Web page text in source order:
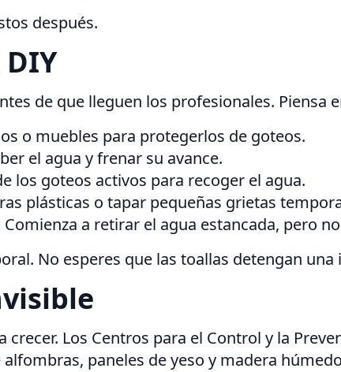
después.
de que lleguen los profesionales. Piensa
o muebles para protegerlos de goteos.
el agua y frenar su avance.
los goteos activos para recoger el agua.
plásticas o tapar pequeñas grietas
Comienza a retirar el agua estancada, pero
No esperes que las toallas detengan
Los Centros para el Control y la
paneles de yeso y madera